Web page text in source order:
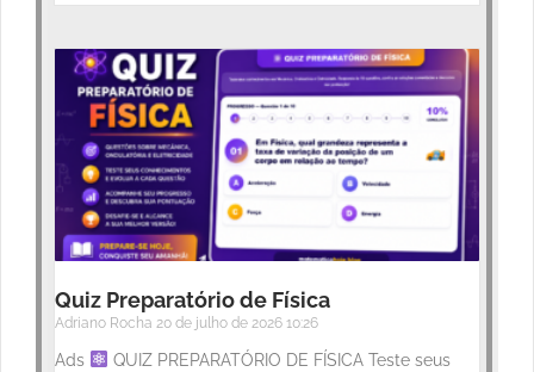
Quiz Preparatório de Física
Adriano Rocha 20 de julho de 2026 10:26
Ads
QUIZ PREPARATÓRIO DE FÍSICA Teste seus